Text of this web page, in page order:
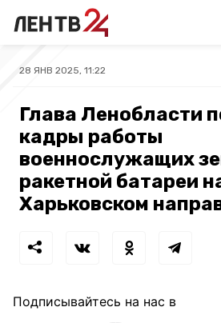
28 ЯНВ 2025, 11:22
Глава Ленобласти
кадры работы
военнослужащих
ракетной батареи
Харьковском
Подписывайтесь на нас в